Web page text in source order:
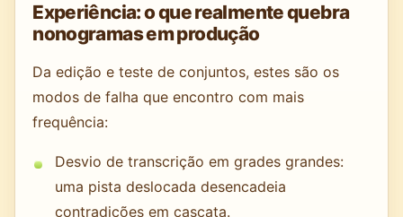
Experiência: o que realmente quebra
nonogramas em produção
Da edição e teste de conjuntos, estes são os
modos de falha que encontro com mais
frequência:
Desvio de transcrição em grades grandes:
uma pista deslocada desencadeia
contradições em cascata.